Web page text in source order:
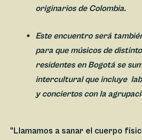
originarios de Colombia.
Este encuentro será
para que músicos de
residentes en Bogotá se
intercultural que incluye
y conciertos con la
“Llamamos a sanar el cuerpo